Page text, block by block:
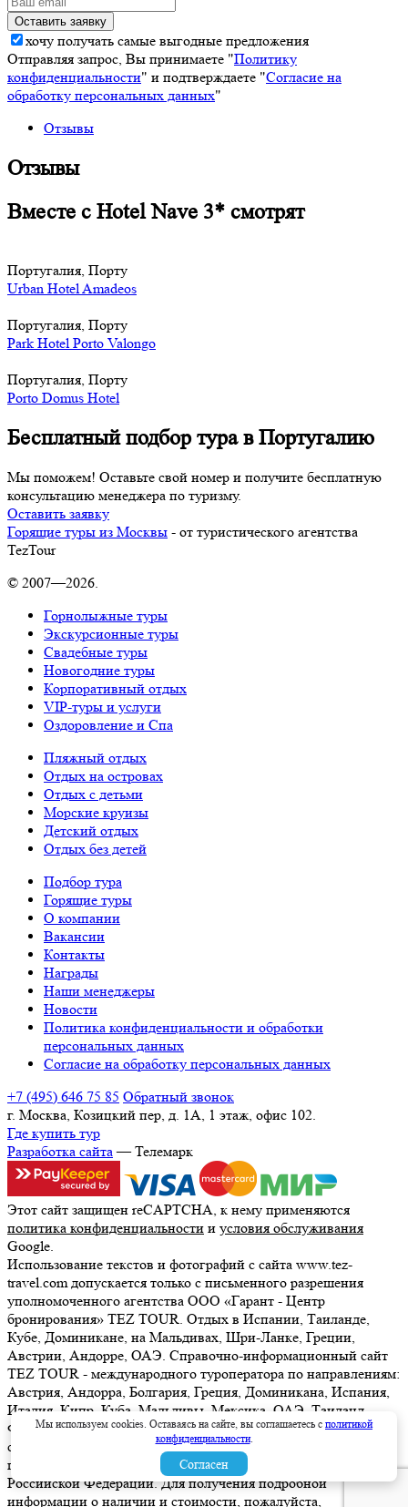
хочу получать самые выгодные предложения
Отправляя запрос, Вы принимаете "Политику
конфиденциальности" и подтверждаете "Согласие на
обработку персональных данных"
Отзывы
Отзывы
Вместе с Hotel Nave 3* смотрят
Португалия, Порту
Urban Hotel Amadeos
Португалия, Порту
Park Hotel Porto Valongo
Португалия, Порту
Porto Domus Hotel
Бесплатный подбор тура в Португалию
Мы поможем! Оставьте свой номер и получите бесплатную
консультацию менеджера по туризму.
Оставить заявку
Горящие туры из Москвы - от туристического агентства
TezTour
© 2007—2026.
Горнолыжные туры
Экскурсионные туры
Свадебные туры
Новогодние туры
Корпоративный отдых
VIP-туры и услуги
Оздоровление и Спа
Пляжный отдых
Отдых на островах
Отдых с детьми
Морские круизы
Детский отдых
Отдых без детей
Подбор тура
Горящие туры
О компании
Вакансии
Контакты
Награды
Наши менеджеры
Новости
Политика конфиденциальности и обработки
персональных данных
Согласие на обработку персональных данных
+7 (495) 646 75 85 Обратный звонок
г. Москва, Козицкий пер, д. 1А, 1 этаж, офис 102.
Где купить тур
Разработка сайта— Телемарк
Этот сайт защищен reCAPTCHA, к нему применяются
политика конфиденциальности и условия обслуживания
Google.
Использование текстов и фотографий с сайта www.tez-
travel.com допускается только с письменного разрешения
уполномоченного агентства ООО «Гарант - Центр
бронирования» TEZ TOUR. Отдых в Испании, Таиланде,
Кубе, Доминикане, на Мальдивах, Шри-Ланке, Греции,
Австрии, Андорре, ОАЭ. Справочно-информационный сайт
TEZ TOUR - международного туроператора по направлениям:
Австрия, Андорра, Болгария, Греция, Доминикана, Испания,
Италия, Кипр, Куба, Мальдивы, Мексика, ОАЭ, Таиланд,
Франция, Шри-Ланка. Информация о ценах, указанная на
сайте, не является ни рекламой, ни офертой. определяемой
положениями Статьи 437 (2) Гражданского кодекса
Российской Федерации. Для получения подробной
информации о наличии и стоимости, пожалуйста,
Мы используем cookies. Оставаясь на сайте, вы соглашаетесь с политикой
конфиденциальности.
Согласен